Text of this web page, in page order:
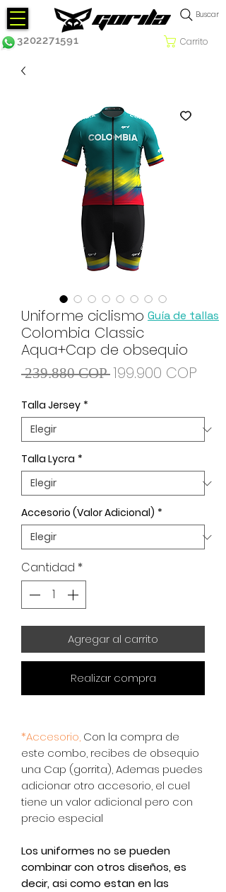
Carrito
3202271591
Buscar
Uniforme ciclismo
Colombia Classic
Aqua+Cap de obsequio
239.880 COP Precio
199.900 COP
Talla Jersey *
Talla Lycra *
Accesorio (Valor Adicional) *
Cantidad *
Agregar al carrito
Realizar compra
*Accesorio, Con la compra de
este combo, recibes de obsequio
una Cap (gorrita), Ademas puedes
adicionar otro accesorio, el cuel
tiene un valor adicional pero con
precio especial
Los uniformes no se pueden
combinar con otros diseños, es
decir, asi como estan en las
Guía de tallas